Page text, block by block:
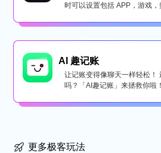
时可以设置包括 APP，游戏
AI 趣记账
让记账变得像聊天一样轻松！
吗？「AI趣记账」来拯救你啦
更多极客玩法